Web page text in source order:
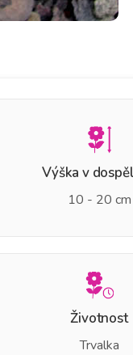
Výška v
10 - 20 cm
Životnost
Trvalka